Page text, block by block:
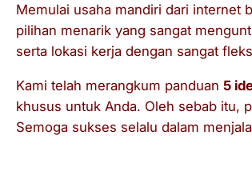
Memulai usaha mandiri dari internet
pilihan menarik yang sangat
serta lokasi kerja dengan sangat
Kami telah merangkum panduan 5
khusus untuk Anda. Oleh sebab itu,
Semoga sukses selalu dalam